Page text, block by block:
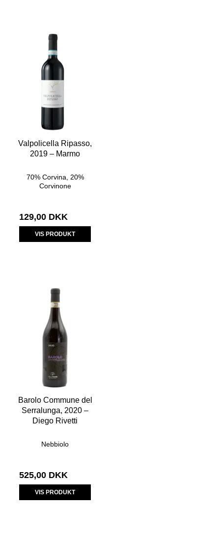
Valpolicella Ripasso,
2019 – Marmo
70% Corvina, 20%
Corvinone
129,00 DKK
VIS PRODUKT
Barolo Commune del
Serralunga, 2020 –
Diego Rivetti
Nebbiolo
525,00 DKK
VIS PRODUKT